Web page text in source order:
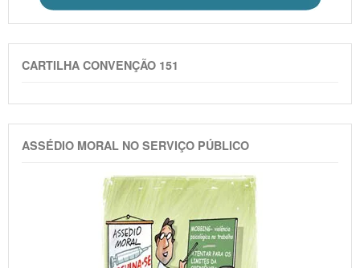
CARTILHA CONVENÇÃO 151
ASSÉDIO MORAL NO SERVIÇO PÚBLICO